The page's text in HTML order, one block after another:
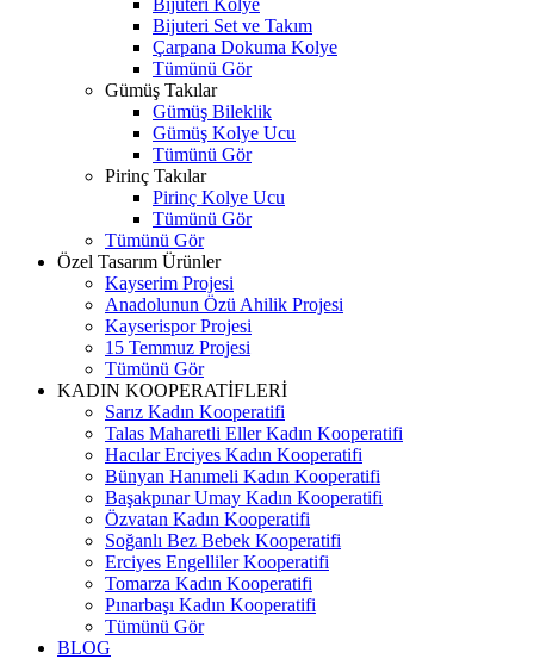
Bijuteri Kolye
Bijuteri Set ve Takım
Çarpana Dokuma Kolye
Tümünü Gör
Gümüş Takılar
Gümüş Bileklik
Gümüş Kolye Ucu
Tümünü Gör
Pirinç Takılar
Pirinç Kolye Ucu
Tümünü Gör
Tümünü Gör
Özel Tasarım Ürünler
Kayserim Projesi
Anadolunun Özü Ahilik Projesi
Kayserispor Projesi
15 Temmuz Projesi
Tümünü Gör
KADIN KOOPERATİFLERİ
Sarız Kadın Kooperatifi
Talas Maharetli Eller Kadın Kooperatifi
Hacılar Erciyes Kadın Kooperatifi
Bünyan Hanımeli Kadın Kooperatifi
Başakpınar Umay Kadın Kooperatifi
Özvatan Kadın Kooperatifi
Soğanlı Bez Bebek Kooperatifi
Erciyes Engelliler Kooperatifi
Tomarza Kadın Kooperatifi
Pınarbaşı Kadın Kooperatifi
Tümünü Gör
BLOG